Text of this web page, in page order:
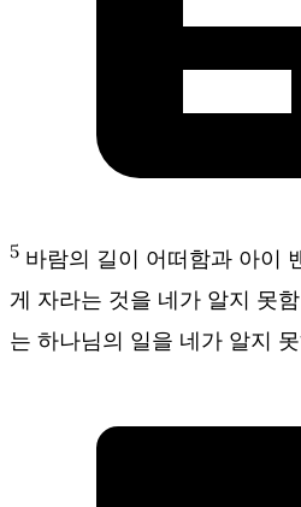
5 바람의 길이 어떠함과 아이
게 자라는 것을 네가 알지 못
는 하나님의 일을 네가 알지